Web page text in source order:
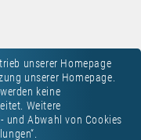
unserer Homepage
unserer Homepage.
keine
Weitere
und Abwahl von Cookies